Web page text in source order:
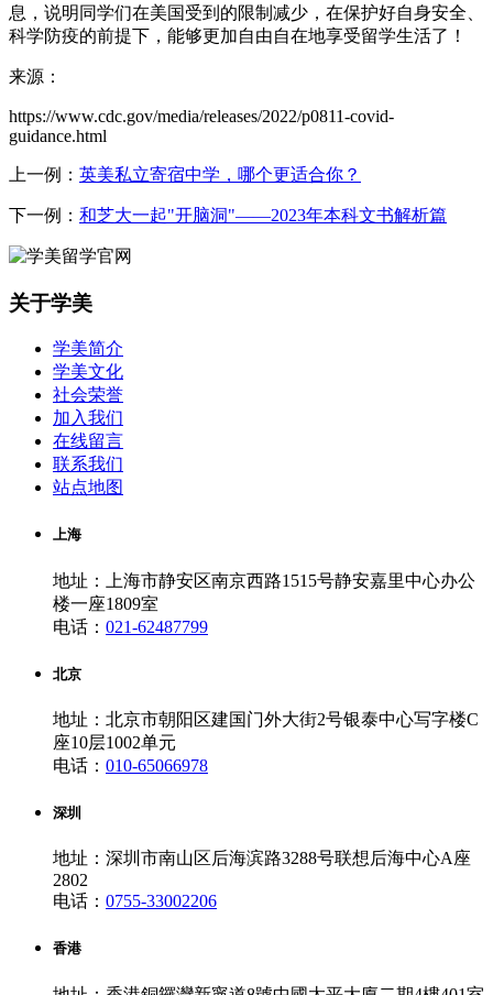
息，说明同学们在美国受到的限制减少，在保护好自身安全、
科学防疫的前提下，能够更加自由自在地享受留学生活了！
来源：
https://www.cdc.gov/media/releases/2022/p0811-covid-
guidance.html
上一例： 英美私立寄宿中学，哪个更适合你？
下一例： 和芝大一起"开脑洞"——2023年本科文书解析篇
关于学美
学美简介
学美文化
社会荣誉
加入我们
在线留言
联系我们
站点地图
上海
地址：上海市静安区南京西路1515号静安嘉里中心办公
楼一座1809室
电话： 021-62487799
北京
地址：北京市朝阳区建国门外大街2号银泰中心写字楼C
座10层1002单元
电话： 010-65066978
深圳
地址：深圳市南山区后海滨路3288号联想后海中心A座
2802
电话： 0755-33002206
香港